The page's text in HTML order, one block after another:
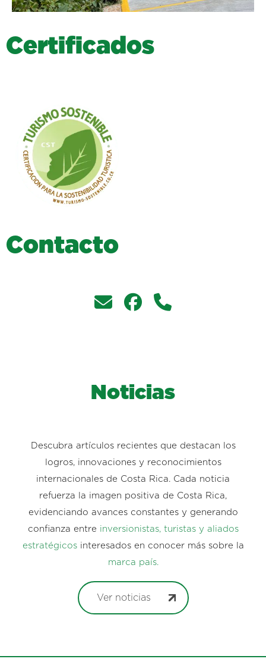
Certificad os
Contacto
Noticias
Descubra artículos recientes que destacan los
logros, innovaciones y reconocimientos
internacionales de Costa Rica. Cada noticia
refuerza la imagen positiva de Costa Rica,
evidenciando avances constantes y generando
confianza entre inversionistas, turistas y aliados
estratégicos interesados en conocer más sobre la
marca país.
Ver noticias